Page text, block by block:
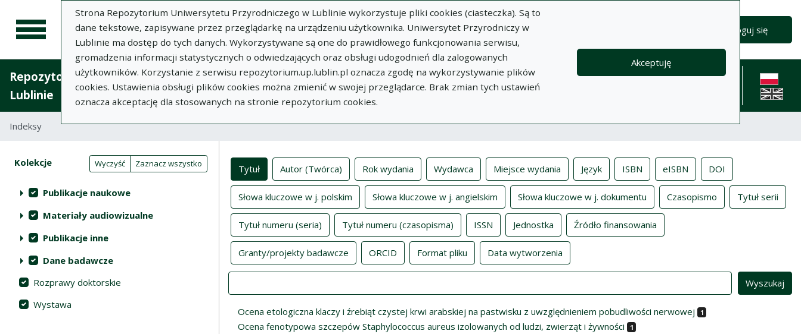
Strona Repozytorium Uniwersytetu Przyrodniczego w Lublinie wykorzystuje pliki cookies (ciasteczka). Są to
dane tekstowe, zapisywane przez przeglądarkę na urządzeniu użytkownika. Uniwersytet Przyrodniczy w
Lublinie ma dostęp do tych danych. Wykorzystywane są one do prawidłowego funkcjonowania serwisu,
gromadzenia informacji statystycznych o odwiedzających oraz obsługi udogodnień dla zalogowanych
użytkowników. Korzystanie z serwisu repozytorium.up.lublin.pl oznacza zgodę na wykorzystywanie plików
cookies. Ustawienia obsługi plików cookies można zmienić w swojej przeglądarce. Brak zmian tych ustawień
oznacza akceptację dla stosowanych na stronie repozytorium cookies.
Akceptuję
Zaloguj się
Repozytorium Uniwersytetu Przyrodniczego w
Lublinie
Dodaj
publikację
O
Repozytorium
Dokumenty Informacje Pomoc
Polityka
Kontakt
English
Indeksy
Akcje na kolekcjach Wyczyść Zaznacz wszystko
Kolekcje (automatyczne przeładowanie treści)
Publikacje naukowe
Materiały audiowizualne
Publikacje inne
Dane badawcze
Rozprawy doktorskie
Wystawa
Indeksy
Tytuł Autor (Twórca) Rok wydania Wydawca Miejsce wydania Język ISBN eISBN DOI
Słowa kluczowe w j. polskim Słowa kluczowe w j. angielskim Słowa kluczowe w j. dokumentu Czasopismo Tytuł serii
Tytuł numeru (seria) Tytuł numeru (czasopisma) ISSN Jednostka Źródło finansowania
Granty/projekty badawcze ORCID Format pliku Data wytworzenia
Ocena etologiczna klaczy i źrebiąt czystej krwi arabskiej na pastwisku z uwzględnieniem pobudliwości nerwowej 1
Ocena fenotypowa szczepów Staphylococcus aureus izolowanych od ludzi, zwierząt i żywności 1